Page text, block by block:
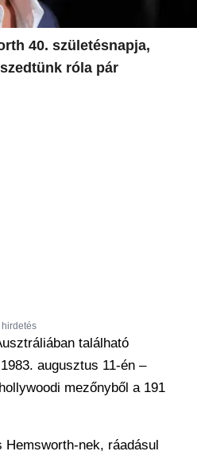
40. születésnapja,
róla pár
hirdetés
található
augusztus 11-én –
mezőnyből a 191
nek, ráadásul